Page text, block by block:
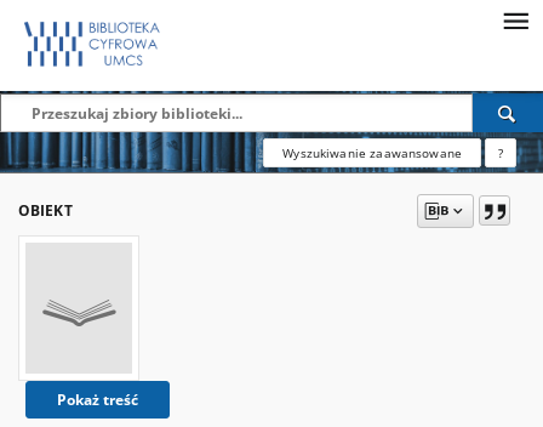
Wyszukiwanie zaawansowane ?
OBIEKT
Pokaż treść